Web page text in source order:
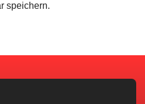
speichern.